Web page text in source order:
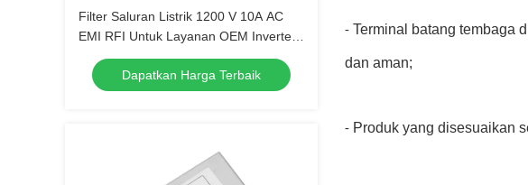
Filter Saluran Listrik 1200 V 10A AC
EMI RFI Untuk Layanan OEM Inverter
Dapatkan Harga Terbaik
- Terminal batang tembaga
dan aman;
- Produk yang disesuaikan